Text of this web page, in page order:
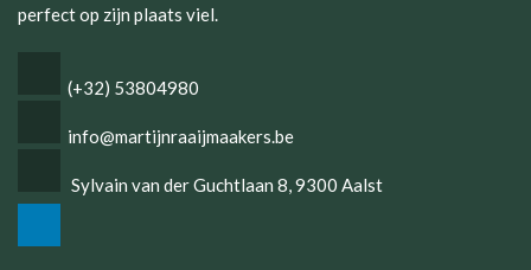
perfect op zijn plaats viel.
(+32) 53804980
info@martijnraaijmaakers.be
Sylvain van der Guchtlaan 8, 9300 Aalst